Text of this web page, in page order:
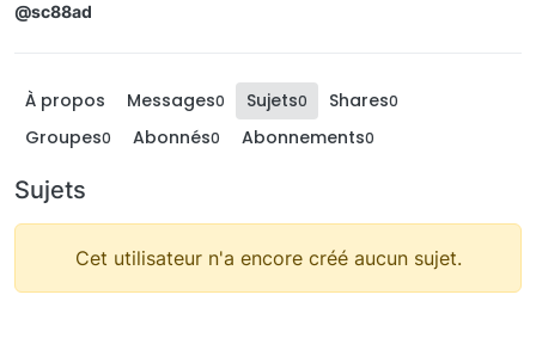
@sc88ad
À propos Messages0 Sujets0 Shares0
Groupes0 Abonnés0 Abonnements0
Sujets
Cet utilisateur n'a encore créé aucun sujet.